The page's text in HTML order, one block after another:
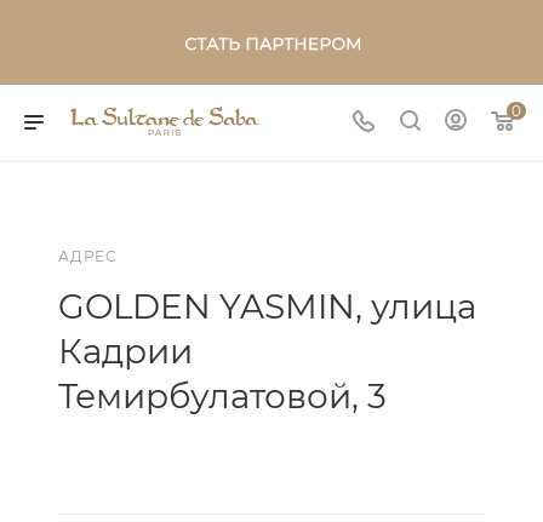
0
АДРЕС
GOLDEN YASMIN, улица
Кадрии
Темирбулатовой, 3